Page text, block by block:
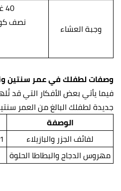
وجبة العشاء
40 غم من قطع الدجاج الصغيرة المشوية مع الجبن المبشور.
نصف
وصفات لطفلك في عمر سنتين
فيما يأتي بعض الأفكار التي قد
جديدة لطفلك البالغ من العمر
الوصفة
لفائف الجزر والبازيلاء
1 كوب جزر مقطع.1 كوب بازلاء.3 أكواب دقيق قمح.2-3 أكواب ماء.1 ملعقة كبيرة معجون الزنجبيل والثوم غير المملح.2 ملعقة كبيرة من الزيت النباتي.
مهروس الدجاج والبطاطا الحلوة